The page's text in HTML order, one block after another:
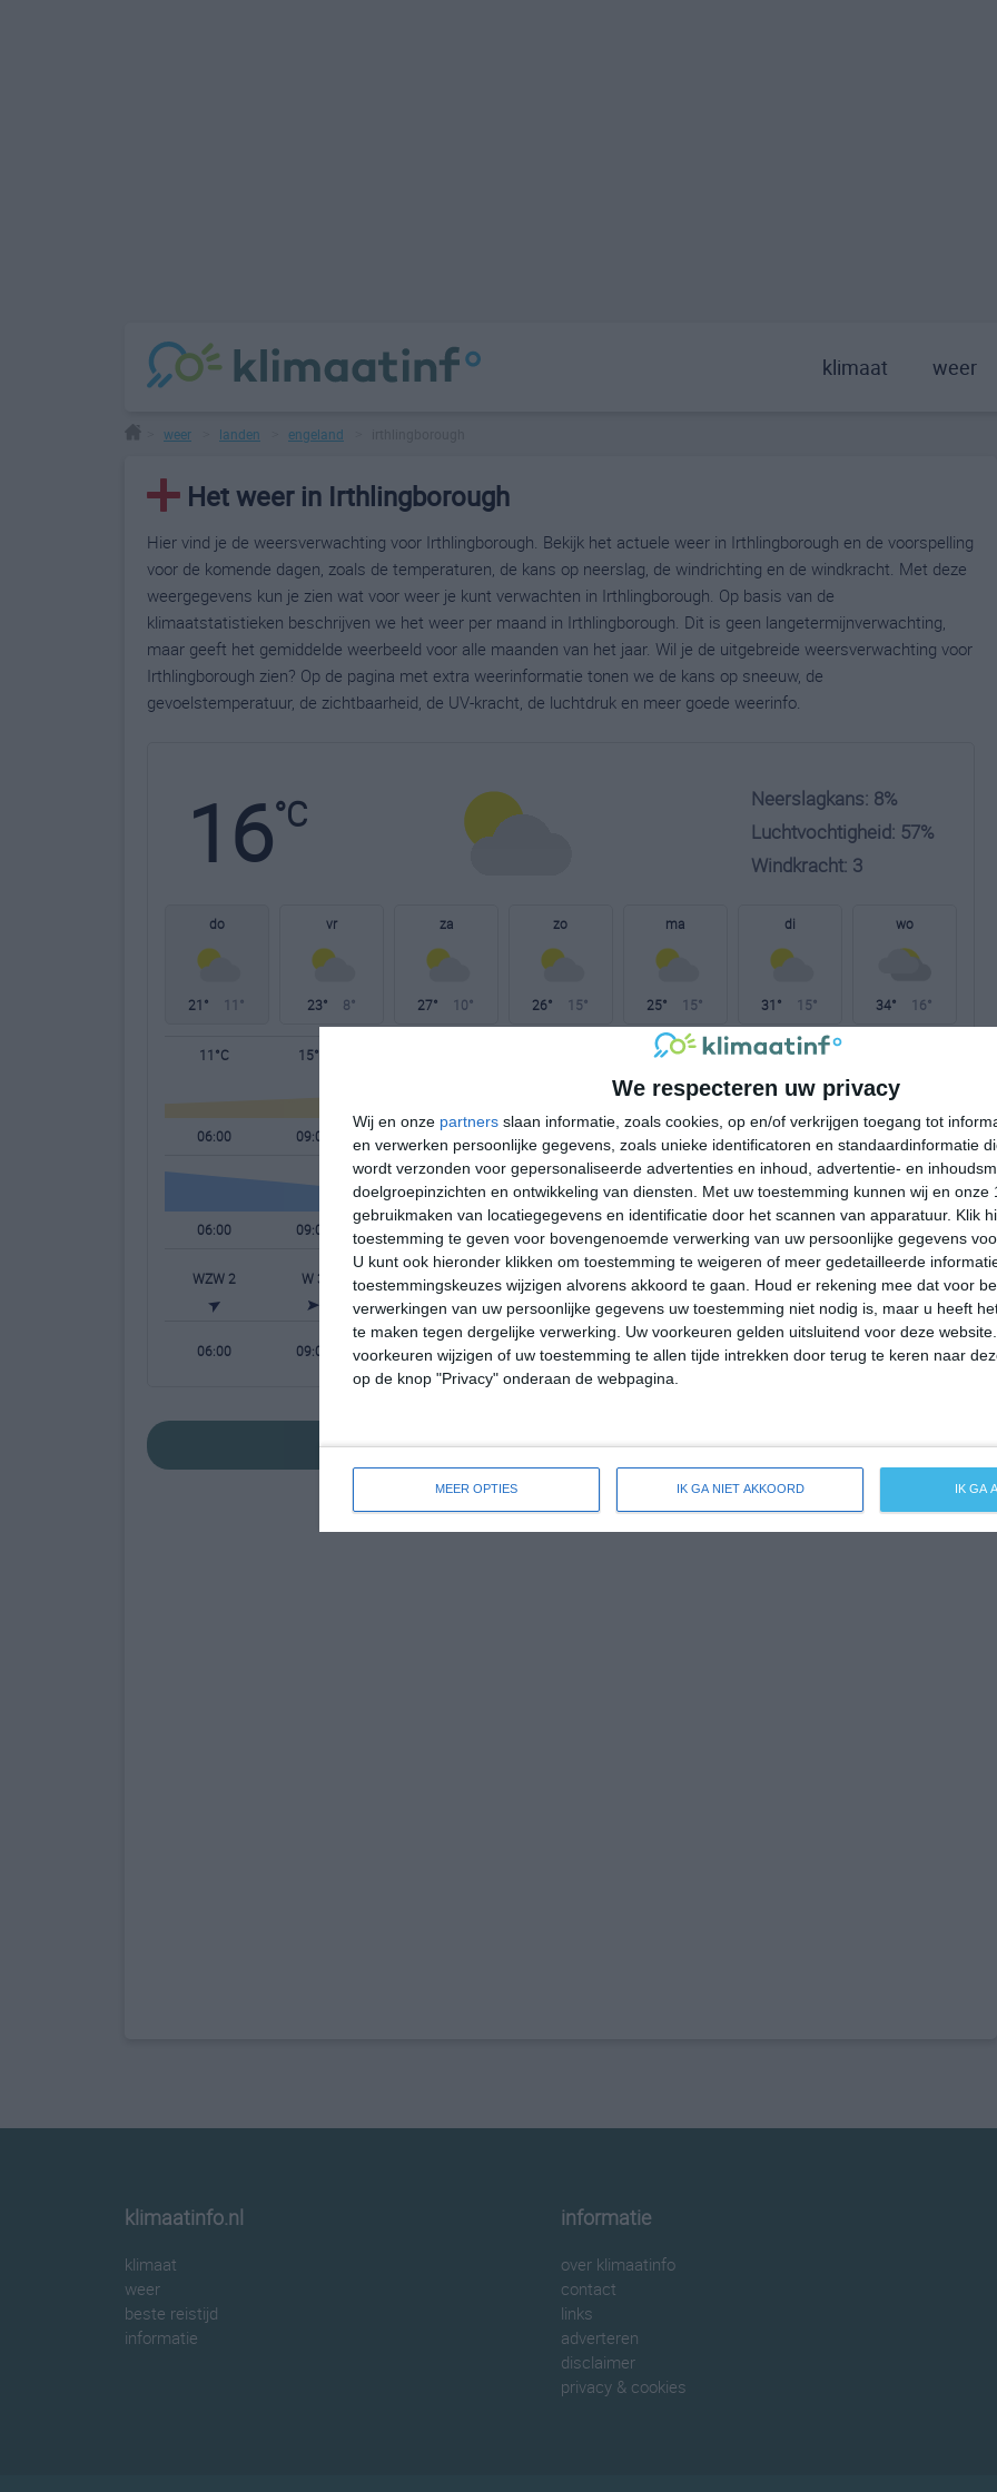
We respecteren uw privacy
Wij en onze partners slaan informatie, zoals cookies, op en/of verkrijgen toegang tot
en verwerken persoonlijke gegevens, zoals unieke identificatoren en standaardinformatie
wordt verzonden voor gepersonaliseerde advertenties en inhoud, advertentie- en
doelgroepinzichten en ontwikkeling van diensten.
Met uw toestemming kunnen wij en onze
gebruikmaken van locatiegegevens en identificatie door het scannen van apparatuur. Klik
toestemming te geven voor bovengenoemde verwerking van uw persoonlijke gegevens
U kunt ook hieronder klikken om toestemming te weigeren of meer gedetailleerde
toestemmingskeuzes wijzigen alvorens akkoord te gaan.
Houd er rekening mee dat voor
verwerkingen van uw persoonlijke gegevens uw toestemming niet nodig is, maar u heeft
te maken tegen dergelijke verwerking. Uw voorkeuren gelden uitsluitend voor deze
voorkeuren wijzigen of uw toestemming te allen tijde intrekken door terug te keren naar
op de knop "Privacy" onderaan de webpagina.
MEER OPTIES IK GA NIET AKKOORD IK GA
klimaat weer
weer landen engeland
Het weer in Irthlingborough
Hier vind je de weersverwachting voor Irthlingborough. Bekijk het actuele weer in Irthlingborough en de voorspelling
voor de komende dagen, zoals de temperaturen, de kans op neerslag, de windrichting en de windkracht. Met deze
weergegevens kun je zien wat voor weer je kunt verwachten in Irthlingborough. Op basis van de
klimaatstatistieken beschrijven we het weer per maand in Irthlingborough. Dit is geen langetermijnverwachting,
maar geeft het gemiddelde weerbeeld voor alle maanden van het jaar. Wil je de uitgebreide weersverwachting voor
Irthlingborough zien? Op de pagina met extra weerinformatie tonen we de kans op sneeuw, de
gevoelstemperatuur, de zichtbaarheid, de UV-kracht, de luchtdruk en meer goede weerinfo.
16°C
Neerslagkans: 8%
Luchtvochtigheid: 57%
Windkracht: 3
do
21° 11°
vr
23° 8°
za
27° 10°
zo
26° 15°
ma
25° 15°
di
31° 15°
wo
34° 16°
11°C 15°C 16°C 12°C
06:00 09:00 12:00 15:00 21:00 03:00
06:00 09:00 12:00 21:00 03:00
WZW 2 W 3 WNW 3 WNW 3 NNW 2 WZW 1
06:00 09:00 12:00 15:00 18:00 21:00 00:00 03:00
bekijk de uitgebreide weersverwachting voor Irthlingborough
klimaatinfo.nl
klimaat
weer
beste reistijd
informatie
informatie
over klimaatinfo
contact
links
adverteren
disclaimer
privacy & cookies